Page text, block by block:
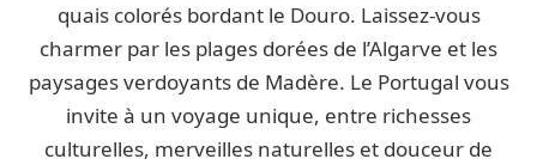
quais colorés bordant le Douro. Laissez-vous
charmer par les plages dorées de l’Algarve et les
paysages verdoyants de Madère. Le Portugal vous
invite à un voyage unique, entre richesses
culturelles, merveilles naturelles et douceur de